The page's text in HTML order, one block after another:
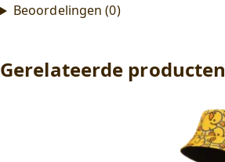
Beoordelingen (0)
Gerelateerde producten